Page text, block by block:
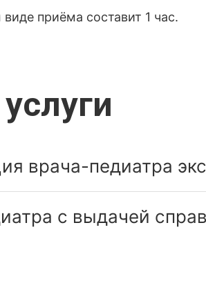
приёма составит 1 час.
врача-педиатра
с выдачей